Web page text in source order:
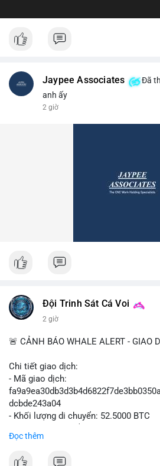
Jaypee Associates
Đã
anh ấy
2 giờ
Đội Trinh Sát Cá Voi
2 giờ
🚨 CẢNH BÁO WHALE ALERT - GIAO
Chi tiết giao dịch:
- Mã giao dịch:
dcbde243a04
- Khối lượng di chuyển: 52.5000 BTC
USD)
Đọc thêm